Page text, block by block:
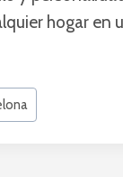
hogar en